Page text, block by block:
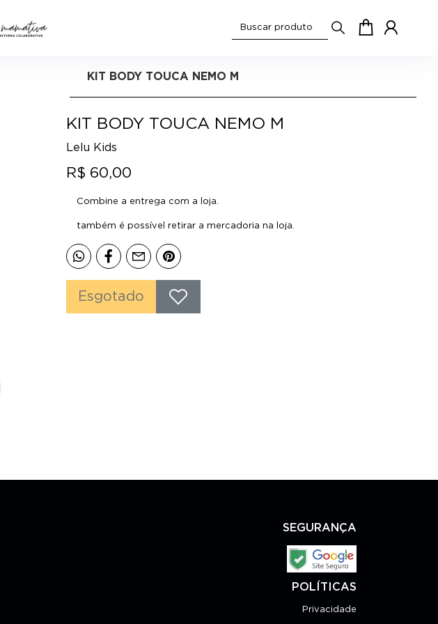
KIT BODY TOUCA NEMO M
KIT BODY TOUCA NEMO M
Lelu Kids
R$ 60,00
Combine a entrega com a loja.
também é possível retirar a mercadoria na loja.
Esgotado
SEGURANÇA
POLÍTICAS
Privacidade